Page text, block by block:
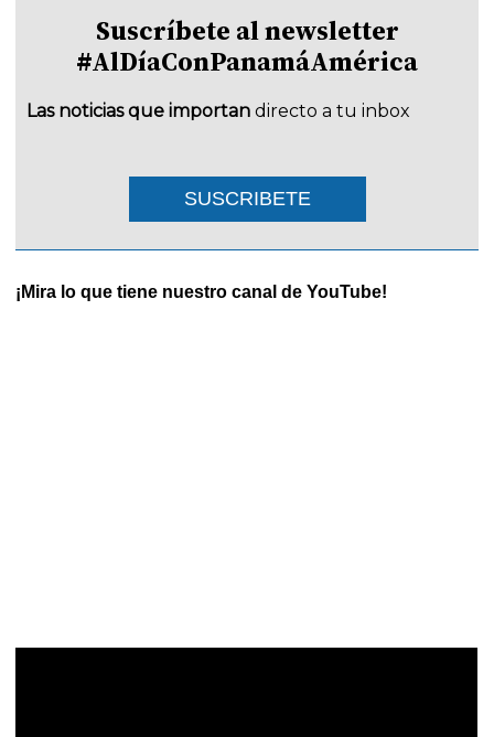
Suscríbete al newsletter
#AlDíaConPanamáAmérica
Las noticias que importan directo a tu inbox
SUSCRIBETE
¡Mira lo que tiene nuestro canal de YouTube!